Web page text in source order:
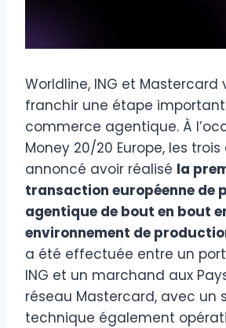
Worldline, ING et Mastercard
franchir une étape
commerce agentique. À
Money 20/20 Europe, les
annoncé avoir réalisé la
transaction européenne de
agentique de bout en bout
environnement de
a été effectuée entre un
ING et un marchand aux
réseau Mastercard, avec un
technique également